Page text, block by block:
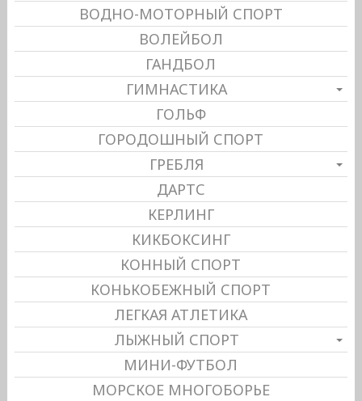
ВОДНО-МОТОРНЫЙ СПОРТ
ВОЛЕЙБОЛ
ГАНДБОЛ
ГИМНАСТИКА
ГОЛЬФ
ГОРОДОШНЫЙ СПОРТ
ГРЕБЛЯ
ДАРТС
КЕРЛИНГ
КИКБОКСИНГ
КОННЫЙ СПОРТ
КОНЬКОБЕЖНЫЙ СПОРТ
ЛЕГКАЯ АТЛЕТИКА
ЛЫЖНЫЙ СПОРТ
МИНИ-ФУТБОЛ
МОРСКОЕ МНОГОБОРЬЕ